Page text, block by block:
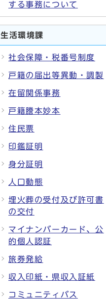
する事務について
生活環境課
社会保障・税番号制度
戸籍の届出等異動・調製
在留関係事務
戸籍謄本妙本
住民票
印鑑証明
身分証明
人口動態
埋火葬の受付及び許可書
の交付
マイナンバーカード、公
的個人認証
旅券発給
収入印紙・県収入証紙
コミュニティバス